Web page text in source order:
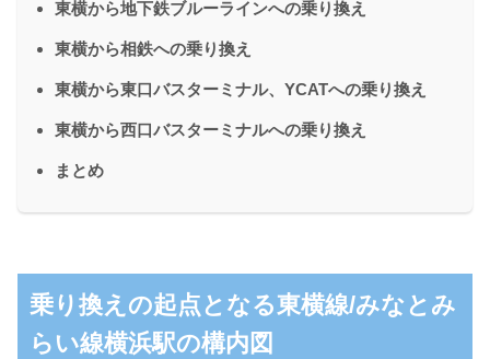
東横から地下鉄ブルーラインへの乗り換え
東横から相鉄への乗り換え
東横から東口バスターミナル、YCATへの乗り換え
東横から西口バスターミナルへの乗り換え
まとめ
乗り換えの起点となる東横線/みなとみ
らい線横浜駅の構内図